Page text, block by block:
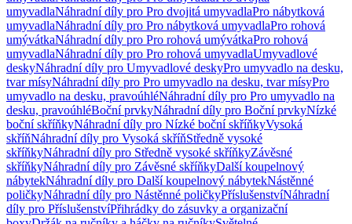
umyvadlaNáhradní díly pro Pro dvojitá umyvadlaPro nábytková
umyvadlaNáhradní díly pro Pro nábytková umyvadlaPro rohová
umývátkaNáhradní díly pro Pro rohová umývátkaPro rohová
umyvadlaNáhradní díly pro Pro rohová umyvadlaUmyvadlové
deskyNáhradní díly pro Umyvadlové deskyPro umyvadlo na desku,
tvar mísyNáhradní díly pro Pro umyvadlo na desku, tvar mísyPro
umyvadlo na desku, pravoúhléNáhradní díly pro Pro umyvadlo na
desku, pravoúhléBoční prvkyNáhradní díly pro Boční prvkyNízké
boční skříňkyNáhradní díly pro Nízké boční skříňkyVysoká
skříňNáhradní díly pro Vysoká skříňStředně vysoké
skříňkyNáhradní díly pro Středně vysoké skříňkyZávěsné
skříňkyNáhradní díly pro Závěsné skříňkyDalší koupelnový
nábytekNáhradní díly pro Další koupelnový nábytekNástěnné
poličkyNáhradní díly pro Nástěnné poličkyPříslušenstvíNáhradní
díly pro PříslušenstvíPřihrádky do zásuvky a organizační